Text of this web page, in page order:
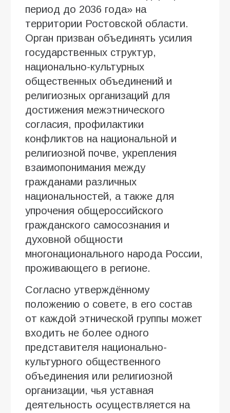
период до 2036 года» на
территории Ростовской области.
Орган призван объединять усилия
государственных структур,
национально-культурных
общественных объединений и
религиозных организаций для
достижения межэтнического
согласия, профилактики
конфликтов на национальной и
религиозной почве, укрепления
взаимопонимания между
гражданами различных
национальностей, а также для
упрочения общероссийского
гражданского самосознания и
духовной общности
многонационального народа России,
проживающего в регионе.
Согласно утверждённому
положению о совете, в его состав
от каждой этнической группы может
входить не более одного
представителя национально-
культурного общественного
объединения или религиозной
организации, чья уставная
деятельность осуществляется на